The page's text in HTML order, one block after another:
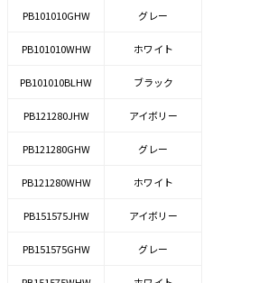
PB101010GHW グレー
PB101010WHW ホワイト
PB101010BLHW ブラック
PB121280JHW アイボリー
PB121280GHW グレー
PB121280WHW ホワイト
PB151575JHW アイボリー
PB151575GHW グレー